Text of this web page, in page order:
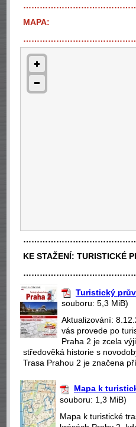
MAPA:
KE STAŽENÍ: TURISTICKÉ
Turistický
souboru: 5,3 MiB)
Aktualizování:
vás provede po
Praha 2 je zcela
středověká historie s
Trasa Prahou 2 je značena
Mapa k
souboru: 1,3 MiB)
Mapa k turistické